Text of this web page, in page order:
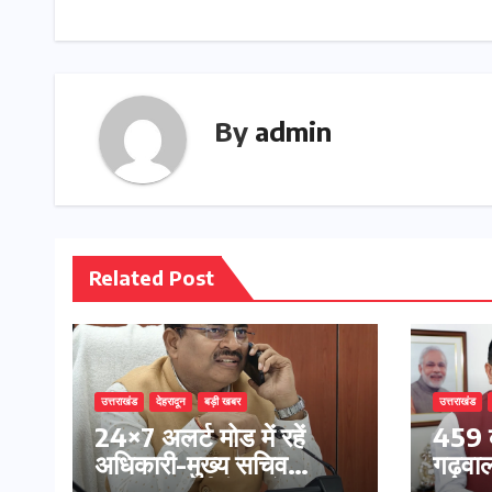
By admin
Related Post
उत्तराखंड देहरादून बड़ी खबर
24×7 अलर्ट मोड में रहें
अधिकारी-मुख्य सचिव
उत्तराखंड
459